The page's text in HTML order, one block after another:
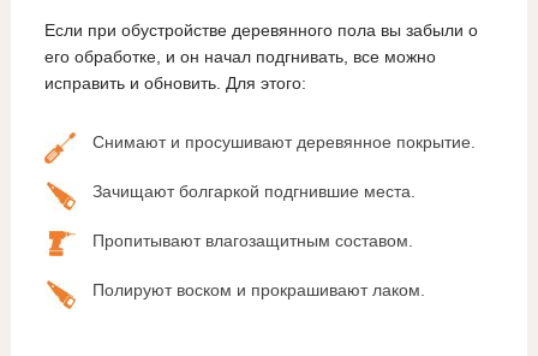
Если при обустройстве деревянного пола вы забыли о
его обработке, и он начал подгнивать, все можно
исправить и обновить. Для этого:
Снимают и просушивают деревянное покрытие.
Зачищают болгаркой подгнившие места.
Пропитывают влагозащитным составом.
Полируют воском и прокрашивают лаком.